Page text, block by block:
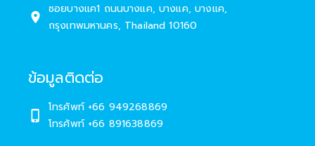
ซอยบางแค1 ถนนบางแค,บางแค,บางแค,
กรุงเทพมหานคร, Thailand 10160
ข้อมูลติดต่อ
โทรศัพท์ +66 949268869
โทรศัพท์ +66 891638869